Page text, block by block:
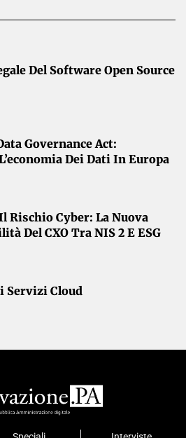
Del Software Open Source
Governance Act:
Dei Dati In Europa
Rischio Cyber: La Nuova
Del CXO Tra NIS 2 E ESG
Servizi Cloud